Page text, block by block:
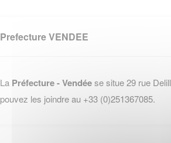
Prefecture VENDEE
La Préfecture - Vendéese situe 29 rue
pouvez les joindre au +33 (0)251367085.